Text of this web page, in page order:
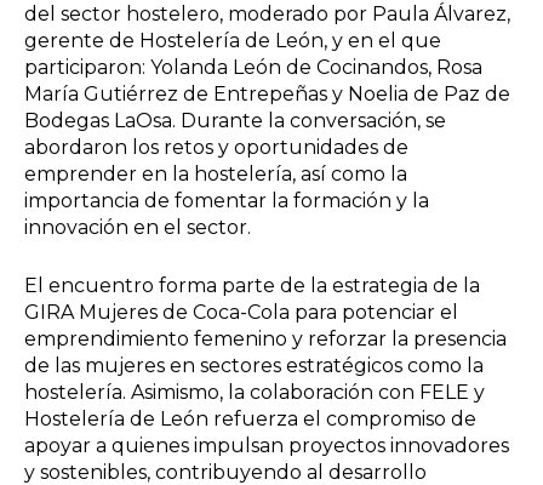
del sector hostelero, moderado por Paula Álvarez,
gerente de Hostelería de León, y en el que
participaron: Yolanda León de Cocinandos, Rosa
María Gutiérrez de Entrepeñas y Noelia de Paz de
Bodegas LaOsa. Durante la conversación, se
abordaron los retos y oportunidades de
emprender en la hostelería, así como la
importancia de fomentar la formación y la
innovación en el sector.
El encuentro forma parte de la estrategia de la
GIRA Mujeres de Coca-Cola para potenciar el
emprendimiento femenino y reforzar la presencia
de las mujeres en sectores estratégicos como la
hostelería. Asimismo, la colaboración con FELE y
Hostelería de León refuerza el compromiso de
apoyar a quienes impulsan proyectos innovadores
y sostenibles, contribuyendo al desarrollo